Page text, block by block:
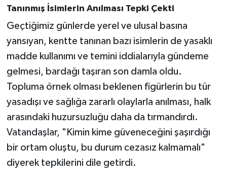
Tanınmış İsimlerin Anılması Tepki Çekti
Geçtiğimiz günlerde yerel ve ulusal basına
yansıyan, kentte tanınan bazı isimlerin de yasaklı
madde kullanımı ve temini iddialarıyla gündeme
gelmesi, bardağı taşıran son damla oldu.
Topluma örnek olması beklenen figürlerin bu tür
yasadışı ve sağlığa zararlı olaylarla anılması, halk
arasındaki huzursuzluğu daha da tırmandırdı.
Vatandaşlar, "Kimin kime güveneceğini şaşırdığı
bir ortam oluştu, bu durum cezasız kalmamalı"
diyerek tepkilerini dile getirdi.